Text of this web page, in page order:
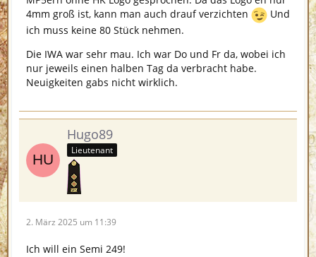
4mm groß ist, kann man auch drauf verzichten
Und
ich muss keine 80 Stück nehmen.
Die IWA war sehr mau. Ich war Do und Fr da, wobei ich
nur jeweils einen halben Tag da verbracht habe.
Neuigkeiten gabs nicht wirklich.
Hugo89
Lieutenant
2. März 2025 um 11:39
Ich will ein Semi 249!